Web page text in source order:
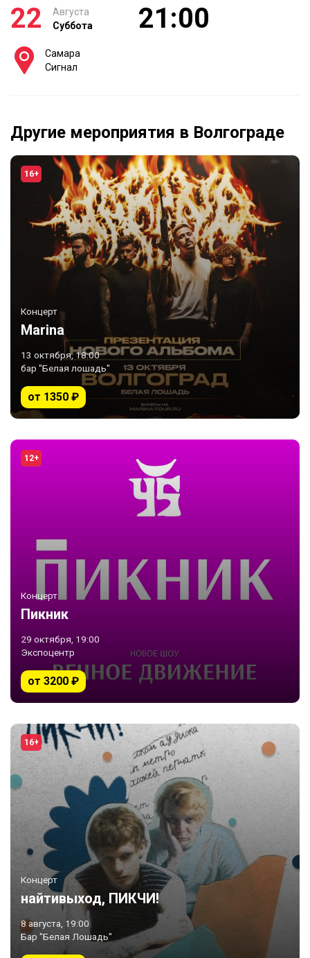
22
Августа
Суббота
21:00
Самара
Сигнал
Другие мероприятия в Волгограде
16+
Концерт
Marina
13 октября, 18:00
бар "Белая лошадь"
от 1350 ₽
12+
Концерт
Пикник
29 октября, 19:00
Экспоцентр
от 3200 ₽
16+
Концерт
найтивыход, ПИКЧИ!
8 августа, 19:00
Бар "Белая Лошадь"